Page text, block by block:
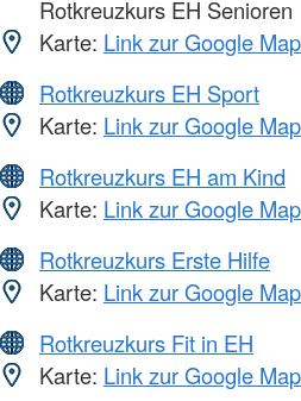
Rotkreuzkurs EH Senioren
Karte: Link zur Google
Rotkreuzkurs EH Sport
Karte: Link zur Google
Rotkreuzkurs EH am Kind
Karte: Link zur Google
Rotkreuzkurs Erste Hilfe
Karte: Link zur Google
Rotkreuzkurs Fit in EH
Karte: Link zur Google